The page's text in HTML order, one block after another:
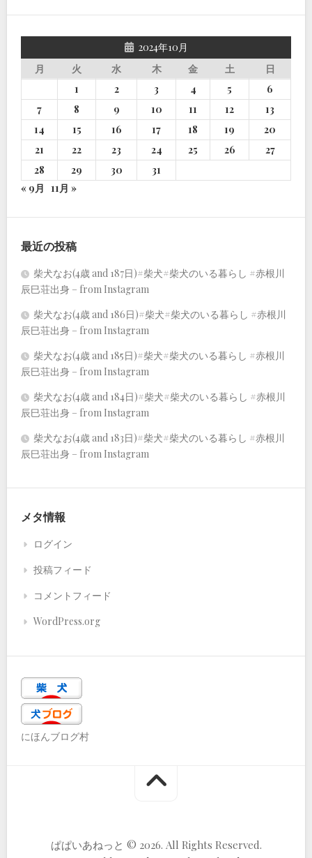
2024年10月
月
火 水 木 金 土
日
1
2 3 4 5
6
7
8 9 10 11 12
13
14
15 16 17 18 19
20
21
22 23 24 25 26
27
28
29 30
31
« 9月 11月 »
最近の投稿
柴犬なお(4歳 and 187日)#柴犬#柴犬のいる暮らし #赤根川
辰巳荘出身 – from Instagram
柴犬なお(4歳 and 186日)#柴犬#柴犬のいる暮らし #赤根川
辰巳荘出身 – from Instagram
柴犬なお(4歳 and 185日)#柴犬#柴犬のいる暮らし #赤根川
辰巳荘出身 – from Instagram
柴犬なお(4歳 and 184日)#柴犬#柴犬のいる暮らし #赤根川
辰巳荘出身 – from Instagram
柴犬なお(4歳 and 183日)#柴犬#柴犬のいる暮らし #赤根川
辰巳荘出身 – from Instagram
メタ情報
ログイン
投稿フィード
コメントフィード
WordPress.org
にほんブログ村
ぱぱいあねっと © 2026. All Rights Reserved.